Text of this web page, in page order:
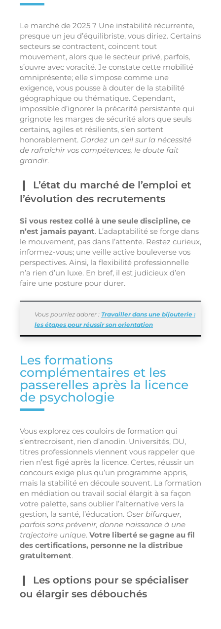
Le marché de 2025 ? Une instabilité récurrente,
presque un jeu d’équilibriste, vous diriez. Certains
secteurs se contractent, coincent tout
mouvement, alors que le secteur privé, parfois,
s’ouvre avec voracité. Je constate cette mobilité
omniprésente; elle s’impose comme une
exigence, vous pousse à douter de la stabilité
géographique ou thématique. Cependant,
impossible d’ignorer la précarité persistante qui
grignote les marges de sécurité alors que seuls
certains, agiles et résilients, s’en sortent
honorablement. Gardez un œil sur la nécessité
de rafraîchir vos compétences, le doute fait
grandir.
L’état du marché de l’emploi et
l’évolution des recrutements
Si vous restez collé à une seule discipline, ce
n’est jamais payant. L’adaptabilité se forge dans
le mouvement, pas dans l’attente. Restez curieux,
informez-vous; une veille active bouleverse vos
perspectives. Ainsi, la flexibilité professionnelle
n’a rien d’un luxe. En bref, il est judicieux d’en
faire une posture pour durer.
Vous pourriez adorer : Travailler dans une bijouterie :
les étapes pour réussir son orientation
Les formations
complémentaires et les
passerelles après la licence
de psychologie
Vous explorez ces couloirs de formation qui
s’entrecroisent, rien d’anodin. Universités, DU,
titres professionnels viennent vous rappeler que
rien n’est figé après la licence. Certes, réussir un
concours exige plus qu’un programme appris,
mais la stabilité en découle souvent. La formation
en médiation ou travail social élargit à sa façon
votre palette, sans oublier l’alternative vers la
gestion, la santé, l’éducation. Oser bifurquer,
parfois sans prévenir, donne naissance à une
trajectoire unique. Votre liberté se gagne au fil
des certifications, personne ne la distribue
gratuitement.
Les options pour se spécialiser
ou élargir ses débouchés